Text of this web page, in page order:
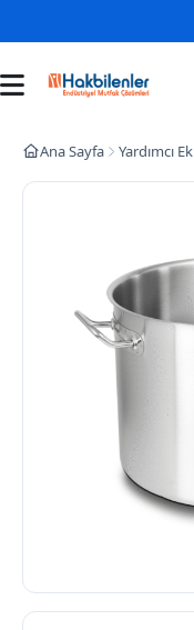
Ana Sayfa Yardımcı